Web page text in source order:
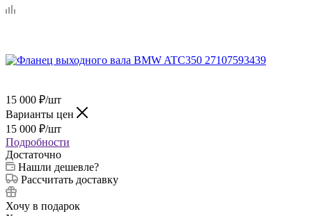
15 000 ₽/шт
Варианты цен
15 000 ₽/шт
Подробности
Достаточно
Нашли дешевле?
Рассчитать доставку
Хочу в подарок